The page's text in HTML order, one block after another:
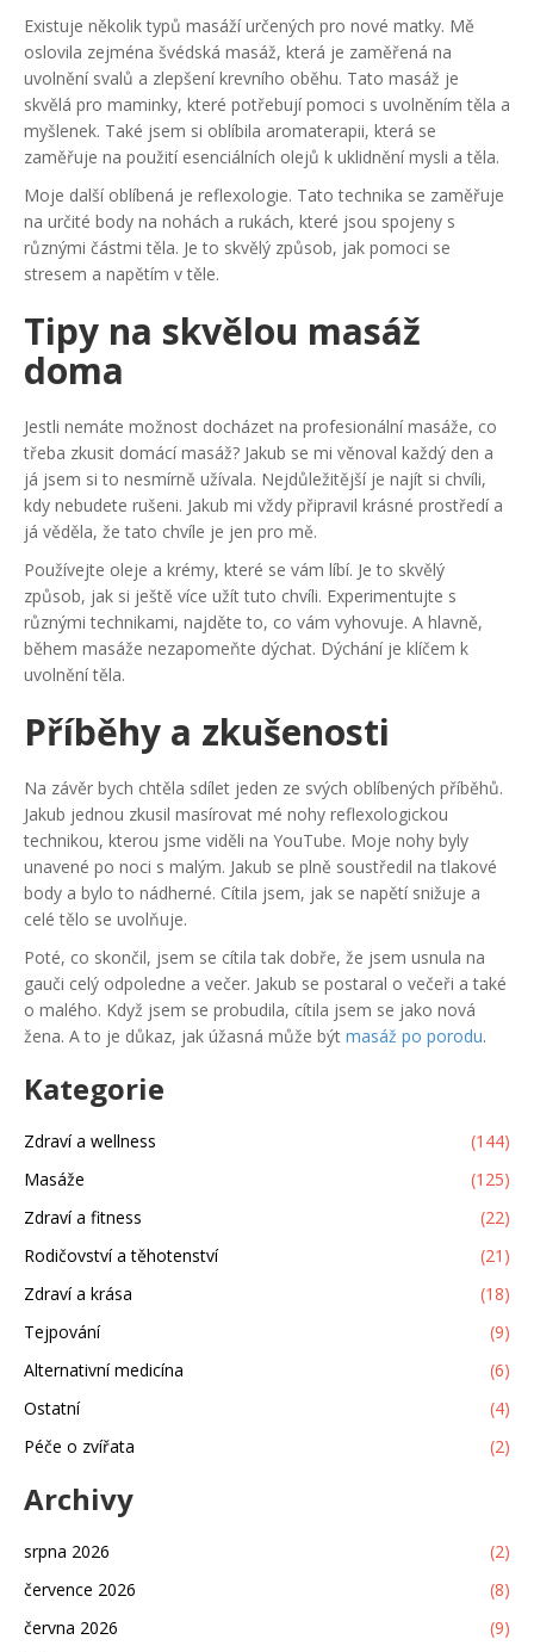
Existuje několik typů masáží určených pro nové matky. Mě
oslovila zejména švédská masáž, která je zaměřená na
uvolnění svalů a zlepšení krevního oběhu. Tato masáž je
skvělá pro maminky, které potřebují pomoci s uvolněním těla a
myšlenek. Také jsem si oblíbila aromaterapii, která se
zaměřuje na použití esenciálních olejů k uklidnění mysli a těla.
Moje další oblíbená je reflexologie. Tato technika se zaměřuje
na určité body na nohách a rukách, které jsou spojeny s
různými částmi těla. Je to skvělý způsob, jak pomoci se
stresem a napětím v těle.
Tipy na skvělou masáž
doma
Jestli nemáte možnost docházet na profesionální masáže, co
třeba zkusit domácí masáž? Jakub se mi věnoval každý den a
já jsem si to nesmírně užívala. Nejdůležitější je najít si chvíli,
kdy nebudete rušeni. Jakub mi vždy připravil krásné prostředí a
já věděla, že tato chvíle je jen pro mě.
Používejte oleje a krémy, které se vám líbí. Je to skvělý
způsob, jak si ještě více užít tuto chvíli. Experimentujte s
různými technikami, najděte to, co vám vyhovuje. A hlavně,
během masáže nezapomeňte dýchat. Dýchání je klíčem k
uvolnění těla.
Příběhy a zkušenosti
Na závěr bych chtěla sdílet jeden ze svých oblíbených příběhů.
Jakub jednou zkusil masírovat mé nohy reflexologickou
technikou, kterou jsme viděli na YouTube. Moje nohy byly
unavené po noci s malým. Jakub se plně soustředil na tlakové
body a bylo to nádherné. Cítila jsem, jak se napětí snižuje a
celé tělo se uvolňuje.
Poté, co skončil, jsem se cítila tak dobře, že jsem usnula na
gauči celý odpoledne a večer. Jakub se postaral o večeři a také
o malého. Když jsem se probudila, cítila jsem se jako nová
žena. A to je důkaz, jak úžasná může být masáž po porodu.
Kategorie
Zdraví a wellness
(144)
Masáže
(125)
Zdraví a fitness
(22)
Rodičovství a těhotenství
(21)
Zdraví a krása
(18)
Tejpování
(9)
Alternativní medicína
(6)
Ostatní
(4)
Péče o zvířata
(2)
Archivy
srpna 2026
(2)
července 2026
(8)
června 2026
(9)